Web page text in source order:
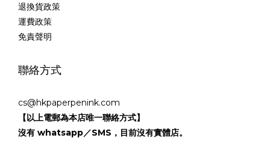
退換貨政策
運費政策
免責聲明
聯絡方式
cs@hkpaperpenink.com
【以上電郵為本店唯一聯絡方式】
沒有 whatsapp／SMS，目前沒有實體店。